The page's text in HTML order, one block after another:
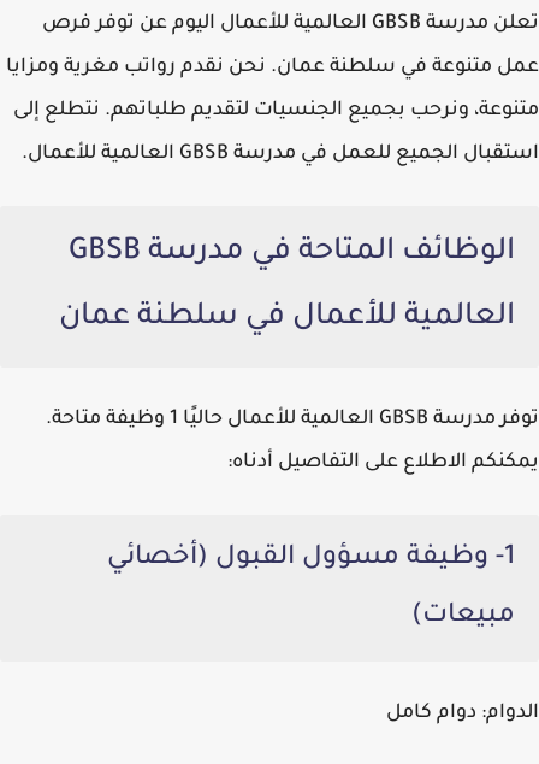
تعلن مدرسة GBSB العالمية للأعمال
اليوم عن توفر فرص
عمل متنوعة في سلطنة عمان. نحن نقدم رواتب مغرية ومزايا
متنوعة، ونرحب بجميع الجنسيات لتقديم طلباتهم. نتطلع إلى
استقبال الجميع للعمل في مدرسة GBSB العالمية للأعمال .
الوظائف المتاحة في مدرسة GBSB
العالمية للأعمال في سلطنة عمان
توفرمدرسة GBSB العالمية للأعمال
حاليًا 1 وظيفة متاحة.
يمكنكم الاطلاع على التفاصيل أدناه:
1- وظيفة مسؤول القبول (أخصائي
مبيعات)
الدوام: دوام كامل